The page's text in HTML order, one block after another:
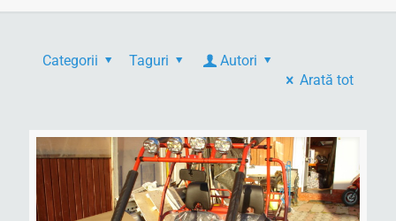
Categorii Taguri
Autori
Arată tot